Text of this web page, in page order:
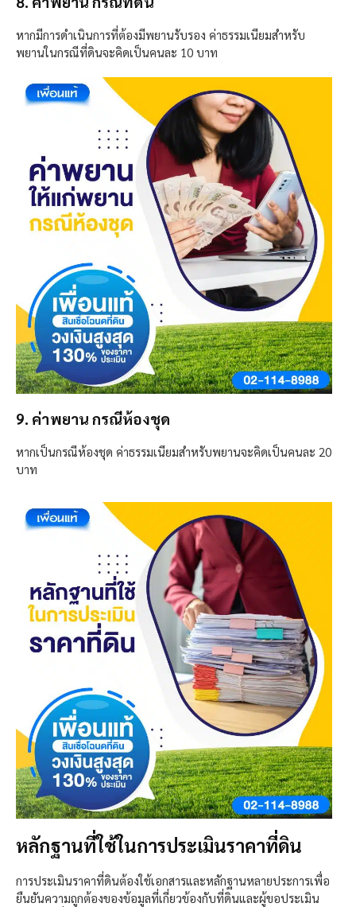
หากมีการดำเนินการที่ต้องมีพยานรับรอง ค่าธรรมเนียมสำหรับ
พยานในกรณีที่ดินจะคิดเป็นคนละ 10 บาท
9. ค่าพยาน กรณีห้องชุด
หากเป็นกรณีห้องชุด ค่าธรรมเนียมสำหรับพยานจะคิดเป็นคนละ 20
บาท
หลักฐานที่ใช้ในการประเมินราคาที่ดิน
การประเมินราคาที่ดินต้องใช้เอกสารและหลักฐานหลายประการเพื่อ
ยืนยันความถูกต้องของข้อมูลที่เกี่ยวข้องกับที่ดินและผู้ขอประเมิน